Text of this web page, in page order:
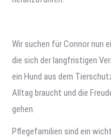
Wir suchen für Connor nun
die sich der langfristigen
ein Hund aus dem
Alltag braucht und die
gehen.
Pflegefamilien sind ein